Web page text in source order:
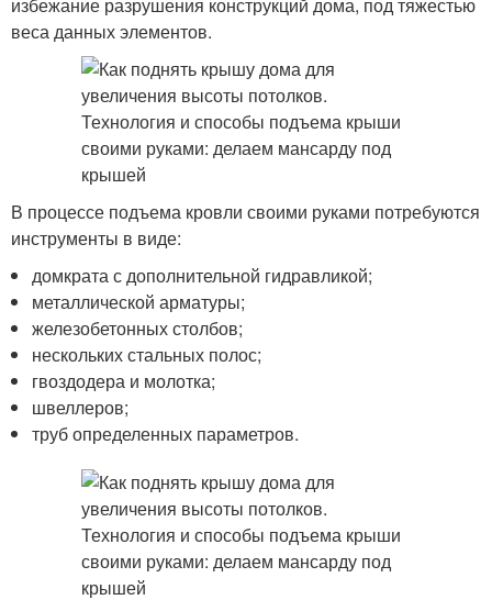
веса данных элементов.
В процессе подъема кровли своими руками потребуются
инструменты в виде:
домкрата с дополнительной гидравликой;
металлической арматуры;
железобетонных столбов;
нескольких стальных полос;
гвоздодера и молотка;
швеллеров;
труб определенных параметров.